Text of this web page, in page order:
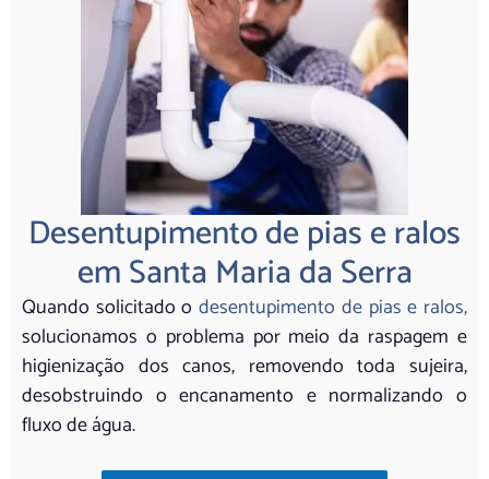
Desentupimento de pias e ralos
em Santa Maria da Serra
Quando solicitado odesentupimento de pias e ralos,
solucionamos o problema por meio da raspagem e
higienização dos canos, removendo toda sujeira,
desobstruindo o encanamento e normalizando o
fluxo de água.